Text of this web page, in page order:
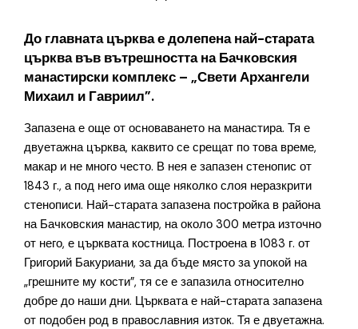
До главната църква е долепена най-старата
църква във вътрешността на Бачковския
манастирски комплекс – „Свети Архангели
Михаил и Гавриил”.
Запазена е още от основаването на манастира. Тя е
двуетажна църква, каквито се срещат по това време,
макар и не много често. В нея е запазен стенопис от
1843 г., а под него има още няколко слоя неразкрити
стенописи. Най-старата запазена постройка в района
на Бачковския манастир, на около 300 метра източно
от него, е църквата костница. Построена в 1083 г. от
Григорий Бакуриани, за да бъде място за упокой на
„грешните му кости”, тя се е запазила относително
добре до наши дни. Църквата е най-старата запазена
от подобен род в православния изток. Тя е двуетажна.